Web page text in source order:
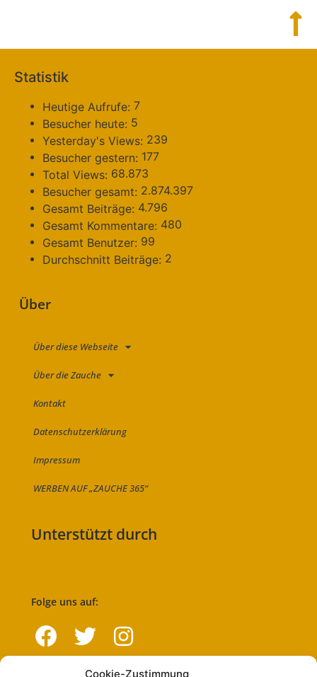
Cookie-Zustimmung
Statistik
Heutige Aufrufe: 7
Besucher heute: 5
Yesterday's Views: 239
Besucher gestern: 177
Total Views: 68.873
Besucher gesamt: 2.874.397
Gesamt Beiträge: 4.796
Gesamt Kommentare: 480
Gesamt Benutzer: 99
Durchschnitt Beiträge: 2
Über
Über diese Webseite
Über die Zauche
Kontakt
Datenschutzerklärung
Impressum
WERBEN AUF „ZAUCHE 365“
Unterstützt durch
Folge uns auf: